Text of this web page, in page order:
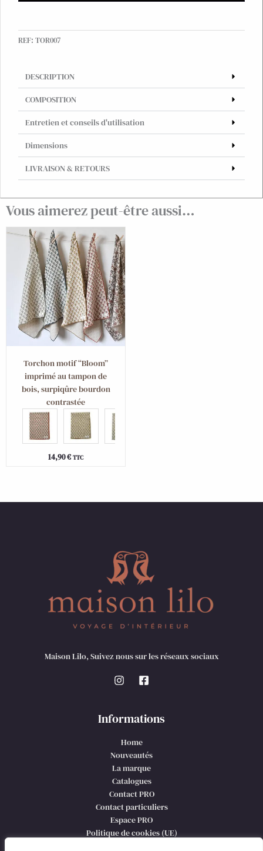
de
coton
REF: TOR007
DESCRIPTION
COMPOSITION
Entretien et conseils d'utilisation
Dimensions
LIVRAISON & RETOURS
Vous aimerez peut-être aussi…
Torchon motif “Bloom”
imprimé au tampon de
bois, surpiqûre bourdon
contrastée
14,90€ TTC
Maison Lilo, Suivez nous sur les réseaux sociaux
Informations
Home
Nouveautés
La marque
Catalogues
Contact PRO
Contact particuliers
Espace PRO
Politique de cookies (UE)